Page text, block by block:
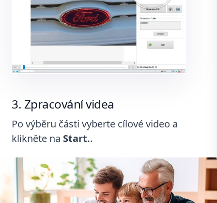
Zpracování videa
Po výběru části vyberte cílové video a
klikněte na Start..